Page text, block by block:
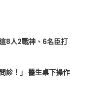
8人2戰神、6名臣打
診！」 醫生桌下操作